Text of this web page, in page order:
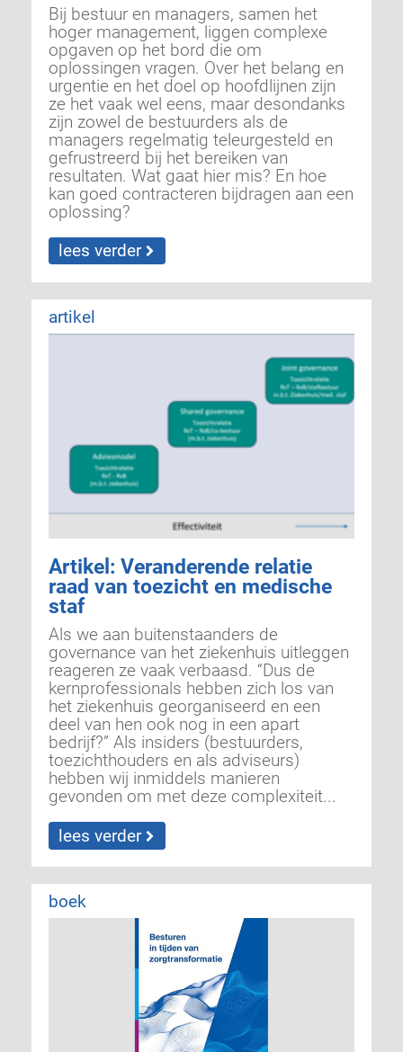
Bij bestuur en managers, samen het
hoger management, liggen complexe
opgaven op het bord die om
oplossingen vragen. Over het belang en
urgentie en het doel op hoofdlijnen zijn
ze het vaak wel eens, maar desondanks
zijn zowel de bestuurders als de
managers regelmatig teleurgesteld en
gefrustreerd bij het bereiken van
resultaten. Wat gaat hier mis? En hoe
kan goed contracteren bijdragen aan een
oplossing?
lees verder
artikel
Artikel: Veranderende relatie
raad van toezicht en medische
staf
Als we aan buitenstaanders de
governance van het ziekenhuis uitleggen
reageren ze vaak verbaasd. “Dus de
kernprofessionals hebben zich los van
het ziekenhuis georganiseerd en een
deel van hen ook nog in een apart
bedrijf?” Als insiders (bestuurders,
toezichthouders en als adviseurs)
hebben wij inmiddels manieren
gevonden om met deze complexiteit...
lees verder
boek